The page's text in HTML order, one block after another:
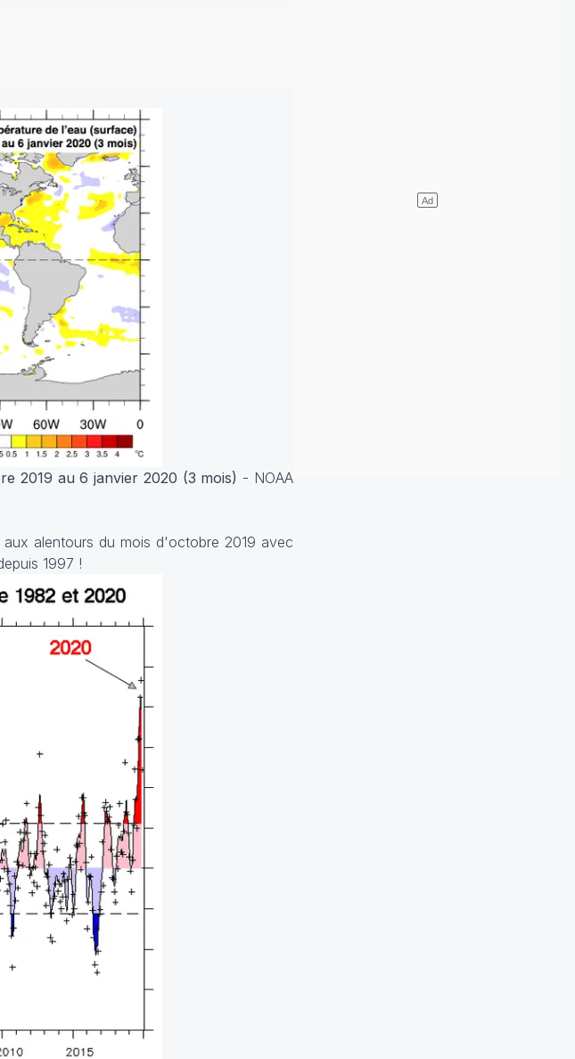
2019 au 6 janvier 2020 (3 mois) - NOAA
alentours du mois d'octobre 2019 avec
1997 !